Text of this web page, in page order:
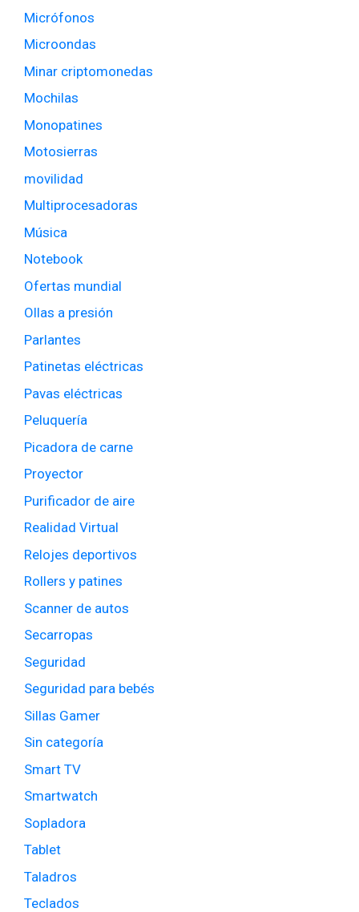
Micrófonos
Microondas
Minar criptomonedas
Mochilas
Monopatines
Motosierras
movilidad
Multiprocesadoras
Música
Notebook
Ofertas mundial
Ollas a presión
Parlantes
Patinetas eléctricas
Pavas eléctricas
Peluquería
Picadora de carne
Proyector
Purificador de aire
Realidad Virtual
Relojes deportivos
Rollers y patines
Scanner de autos
Secarropas
Seguridad
Seguridad para bebés
Sillas Gamer
Sin categoría
Smart TV
Smartwatch
Sopladora
Tablet
Taladros
Teclados